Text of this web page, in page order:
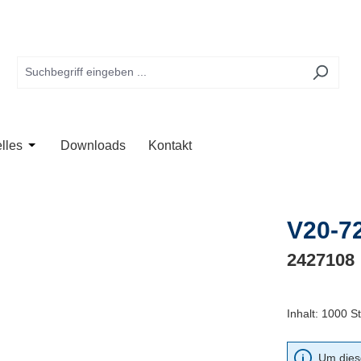
Kategorie Anwendung
das Dropdown der Kategorie Unternehmen
Öffne oder Schließe das Dropdown der Kategorie Aktuelles
Downloads Kontakt
V20-
2427108
Inhalt: 1000
Um